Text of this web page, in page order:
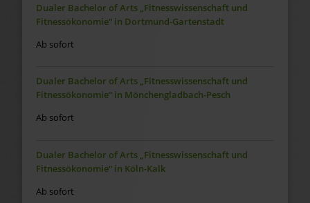
Dualer Bachelor of Arts „Fitnesswissenschaft und
Fitnessökonomie“ in Dortmund-Gartenstadt
Ab sofort
Dualer Bachelor of Arts „Fitnesswissenschaft und
Fitnessökonomie“ in Mönchengladbach-Pesch
Ab sofort
Dualer Bachelor of Arts „Fitnesswissenschaft und
Fitnessökonomie“ in Köln-Kalk
Ab sofort